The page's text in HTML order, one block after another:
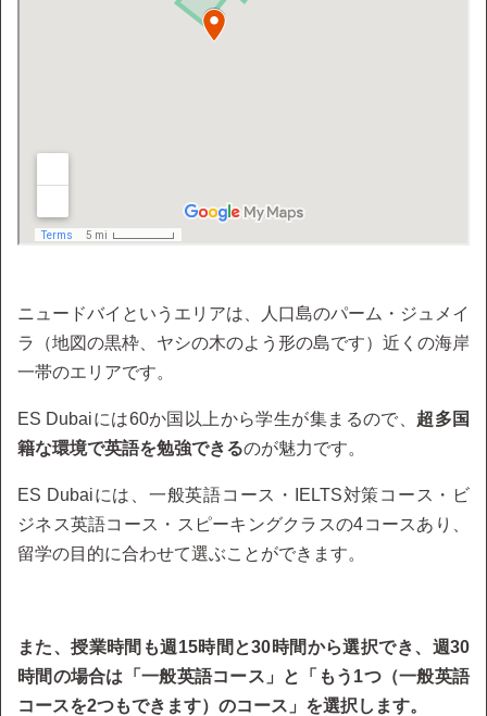
ニュードバイというエリアは、人口島のパーム・ジュメイ
ラ（地図の黒枠、ヤシの木のよう形の島です）近くの海岸
一帯のエリアです。
ES Dubaiには60か国以上から学生が集まるので、 超多国
籍な環境で英語を勉強できるのが魅力です。
ES Dubaiには、一般英語コース・IELTS対策コース・ビ
ジネス英語コース・スピーキングクラスの4コースあり、
留学の目的に合わせて選ぶことができます。
また、授業時間も週15時間と30時間から選択でき、週30
時間の場合は「一般英語コース」と「もう1つ（一般英語
コースを2つもできます）のコース」を選択します。